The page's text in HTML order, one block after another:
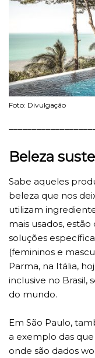
Foto: Divulgação
Beleza
Sabe aqueles
beleza que nos
utilizam
mais usados, estão
soluções
(femininos e
Parma, na Itália,
inclusive no Brasil,
do mundo.
Em São Paulo,
a exemplo das
onde são dados